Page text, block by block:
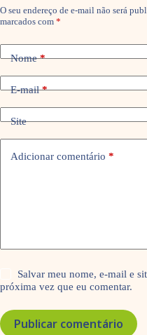
O seu endereço de e-mail não será
marcados com *
Nome*
E-mail*
Site
Adicionar comentário *
Salvar meu nome, e-mail e
próxima vez que eu comentar.
Publicar comentário